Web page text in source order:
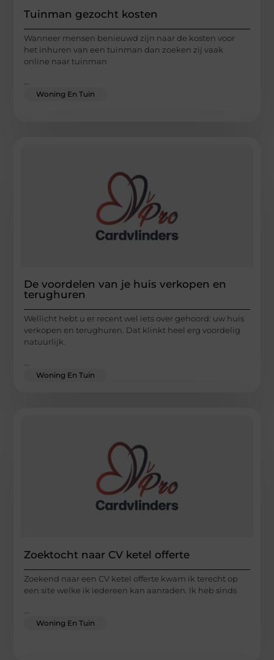
Tuinman gezocht kosten
Wanneer mensen benieuwd zijn naar de kosten voor
het inhuren van een tuinman dan zoeken zij vaak
online naar tuinman
...
Woning En Tuin
De voordelen van je huis verkopen en
terughuren
Wellicht hebt u er recent wel iets over gehoord: uw huis
verkopen en terughuren. Dat klinkt heel erg voordelig
natuurlijk.
Woning En Tuin
Zoektocht naar CV ketel offerte
Zoekend naar een CV ketel offerte kwam ik terecht op
een site welke ik iedereen kan aanraden. Ik heb sinds
Woning En Tuin